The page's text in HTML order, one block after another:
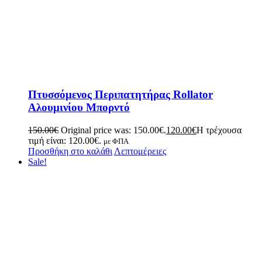
Πτυσσόμενος Περιπατητήρας Rollator
Αλουμινίου Μπορντό
150.00€ Original price was: 150.00€.120.00€Η τρέχουσα
τιμή είναι: 120.00€. με ΦΠΑ
Προσθήκη στο καλάθι Λεπτομέρειες
Sale!